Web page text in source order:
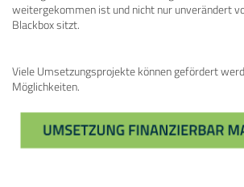
weitergekommen ist und nicht nur unverändert
Blackbox sitzt.
Viele Umsetzungsprojekte können gefördert
Möglichkeiten.